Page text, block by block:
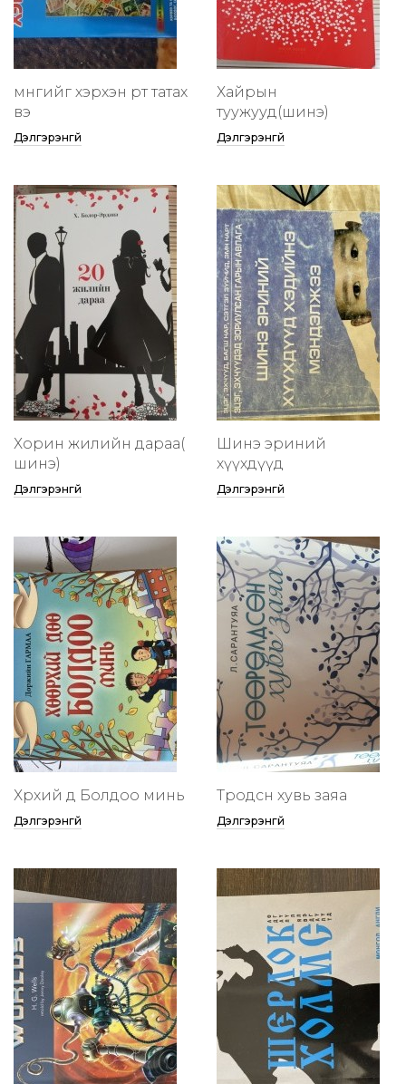
мөнгийг хэрхэн өөртөө татах
вэ
Дэлгэрэнгүй
Хайрын
туужууд(шинэ)
Дэлгэрэнгүй
Хорин жилийн дараа(
шинэ)
Дэлгэрэнгүй
Шинэ эриний
хүүхдүүд
Дэлгэрэнгүй
Хөөрхий дөө Болдоо минь
Дэлгэрэнгүй
Төөрөодсөн хувь заяа
Дэлгэрэнгүй